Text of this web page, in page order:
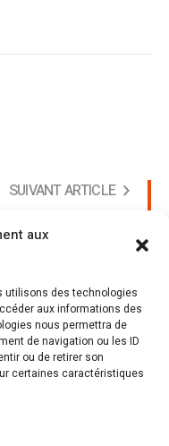
aux
utilisons des technologies
aux informations des
nous permettra de
de navigation ou les ID
ou de retirer son
certaines caractéristiques
SUIVANT ARTICLE